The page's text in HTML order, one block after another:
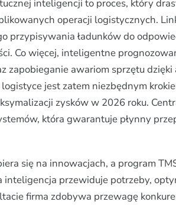
inteligencji to proces, który
operacji logistycznych.
przypisywania ładunków do
Co więcej, inteligentne
zapobieganie awariom sprzętu
jest zatem niezbędnym
zysków w 2026 roku.
która gwarantuje płynny
się na innowacjach, a program
inteligencja przewiduje potrzeby,
firma zdobywa przewagę